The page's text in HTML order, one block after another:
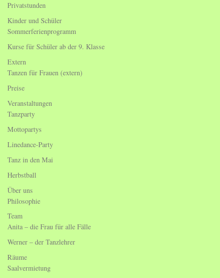
Privatstunden
Kinder und Schüler
Sommerferienprogramm
Kurse für Schüler ab der 9. Klasse
Extern
Tanzen für Frauen (extern)
Preise
Veranstaltungen
Tanzparty
Mottopartys
Linedance-Party
Tanz in den Mai
Herbstball
Über uns
Philosophie
Team
Anita – die Frau für alle Fälle
Werner – der Tanzlehrer
Räume
Saalvermietung